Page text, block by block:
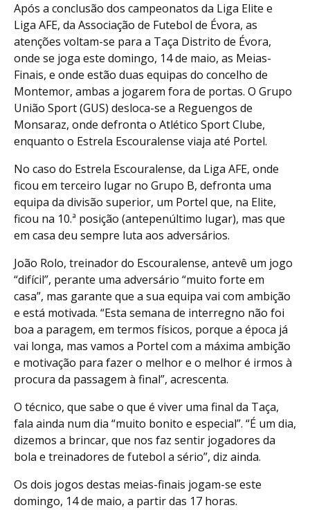
Após a conclusão dos campeonatos da Liga Elite e
Liga AFE, da Associação de Futebol de Évora, as
atenções voltam-se para a Taça Distrito de Évora,
onde se joga este domingo, 14 de maio, as Meias-
Finais, e onde estão duas equipas do concelho de
Montemor, ambas a jogarem fora de portas. O Grupo
União Sport (GUS) desloca-se a Reguengos de
Monsaraz, onde defronta o Atlético Sport Clube,
enquanto o Estrela Escouralense viaja até Portel.
No caso do Estrela Escouralense, da Liga AFE, onde
ficou em terceiro lugar no Grupo B, defronta uma
equipa da divisão superior, um Portel que, na Elite,
ficou na 10.ª posição (antepenúltimo lugar), mas que
em casa deu sempre luta aos adversários.
João Rolo, treinador do Escouralense, antevê um jogo
“difícil”, perante uma adversário “muito forte em
casa”, mas garante que a sua equipa vai com ambição
e está motivada. “Esta semana de interregno não foi
boa a paragem, em termos físicos, porque a época já
vai longa, mas vamos a Portel com a máxima ambição
e motivação para fazer o melhor e o melhor é irmos à
procura da passagem à final”, acrescenta.
O técnico, que sabe o que é viver uma final da Taça,
fala ainda num dia “muito bonito e especial”. “É um dia,
dizemos a brincar, que nos faz sentir jogadores da
bola e treinadores de futebol a sério”, diz ainda.
Os dois jogos destas meias-finais jogam-se este
domingo, 14 de maio, a partir das 17 horas.